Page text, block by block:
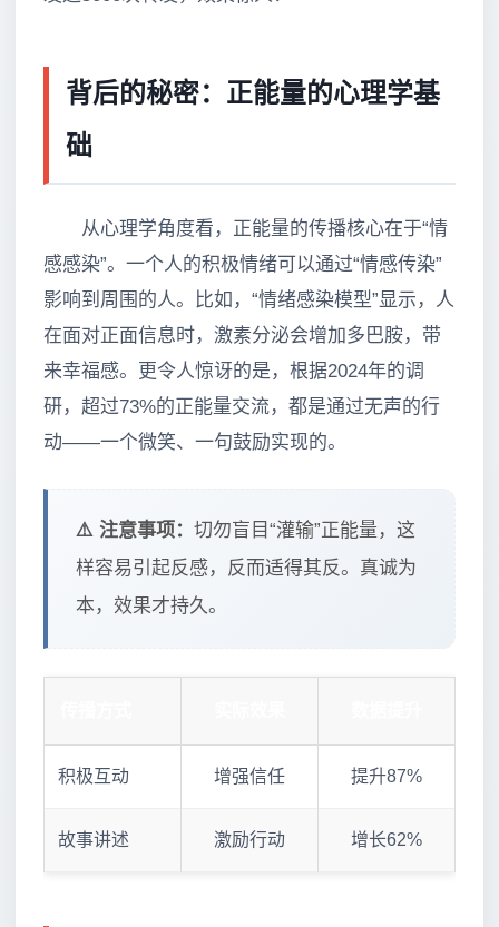
背后的秘密：正能量的心理学基
础
从心理学角度看，正能量的传播核心在于“情
感感染”。一个人的积极情绪可以通过“情感传染”
影响到周围的人。比如，“情绪感染模型”显示，人
在面对正面信息时，激素分泌会增加多巴胺，带
来幸福感。更令人惊讶的是，根据2024年的调
研，超过73%的正能量交流，都是通过无声的行
动——一个微笑、一句鼓励实现的。
⚠️ 注意事项： 切勿盲目“灌输”正能量，这
样容易引起反感，反而适得其反。真诚为
本，效果才持久。
积极互动 增强信任 提升87%
故事讲述 激励行动 增长62%